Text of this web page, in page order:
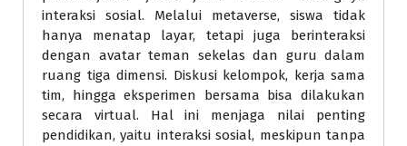
interaksi sosial. Melalui metaverse, siswa tidak
hanya menatap layar, tetapi juga berinteraksi
dengan avatar teman sekelas dan guru dalam
ruang tiga dimensi. Diskusi kelompok, kerja sama
tim, hingga eksperimen bersama bisa dilakukan
secara virtual. Hal ini menjaga nilai penting
pendidikan, yaitu interaksi sosial, meskipun tanpa